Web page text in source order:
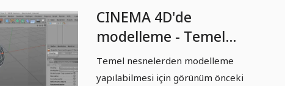
CINEMA 4D'de
modelleme - Temel
Bilgiler: Bölüm 02 -
Hazırlık
Temel nesnelerden modelleme
yapılabilmesi için görünüm önceki